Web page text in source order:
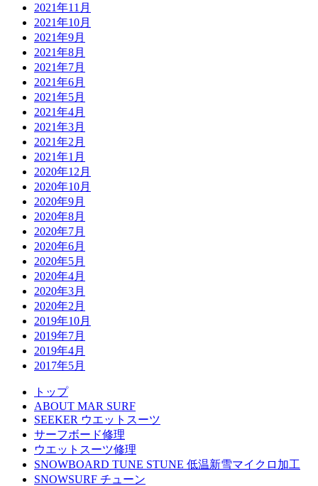
2021年11月
2021年10月
2021年9月
2021年8月
2021年7月
2021年6月
2021年5月
2021年4月
2021年3月
2021年2月
2021年1月
2020年12月
2020年10月
2020年9月
2020年8月
2020年7月
2020年6月
2020年5月
2020年4月
2020年3月
2020年2月
2019年10月
2019年7月
2019年4月
2017年5月
トップ
ABOUT MAR SURF
SEEKER ウエットスーツ
サーフボード修理
ウエットスーツ修理
SNOWBOARD TUNE STUNE 低温新雪マイクロ加工
SNOWSURF チューン